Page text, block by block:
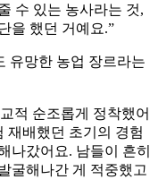
수 있는 농사라는 것,
을 했던 거예요.”
유망한 농업 장르라는
적 순조롭게 정착했어
재배했던 초기의 경험
나갔어요. 남들이 흔히
굴해나간 게 적중했고